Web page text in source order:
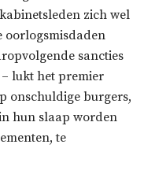
zich wel
oorlogsmisdaden
sancties
lukt het premier
onschuldige burgers,
hun slaap worden
te